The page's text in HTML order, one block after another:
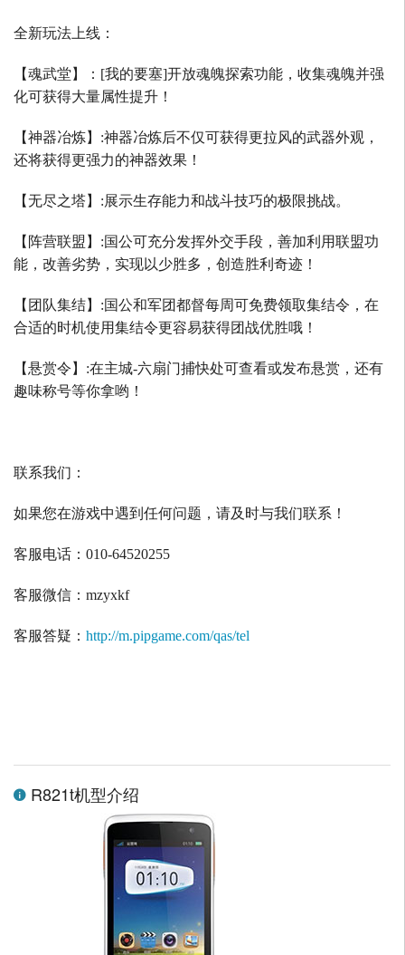
全新玩法上线：
【魂武堂】： [我的要塞]开放魂魄探索功能，收集魂魄并强
化可获得大量属性提升！
【神器冶炼】 :神器冶炼后不仅可获得更拉风的武器外观，
还将获得更强力的神器效果！
【无尽之塔】 :展示生存能力和战斗技巧的极限挑战。
【阵营联盟】 :国公可充分发挥外交手段，善加利用联盟功
能，改善劣势，实现以少胜多，创造胜利奇迹！
【团队集结】 :国公和军团都督每周可免费领取集结令，在
合适的时机使用集结令更容易获得团战优胜哦！
【悬赏令】 :在主城-六扇门捕快处可查看或发布悬赏，还有
趣味称号等你拿哟！
联系我们：
如果您在游戏中遇到任何问题，请及时与我们联系！
客服电话： 010-64520255
客服微信： mzyxkf
客服答疑： http://m.pipgame.com/qas/tel
R821t机型介绍